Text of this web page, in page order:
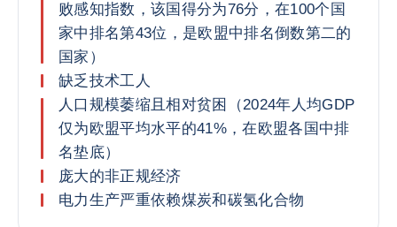
败感知指数，该国得分为76分，在100个国
家中排名第43位，是欧盟中排名倒数第二的
国家）
缺乏技术工人
人口规模萎缩且相对贫困（2024年人均GDP
仅为欧盟平均水平的41%，在欧盟各国中排
名垫底）
庞大的非正规经济
电力生产严重依赖煤炭和碳氢化合物